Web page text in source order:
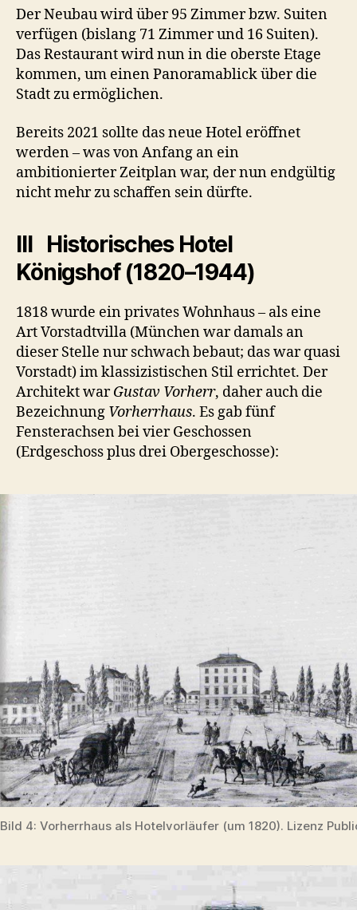
Der Neubau wird über 95 Zimmer bzw. Suiten
verfügen (bislang 71 Zimmer und 16 Suiten).
Das Restaurant wird nun in die oberste Etage
kommen, um einen Panoramablick über die
Stadt zu ermöglichen.
Bereits 2021 sollte das neue Hotel eröffnet
werden – was von Anfang an ein
ambitionierter Zeitplan war, der nun endgültig
nicht mehr zu schaffen sein dürfte.
III Historisches Hotel
Königshof (1820–1944)
1818 wurde ein privates Wohnhaus – als eine
Art Vorstadtvilla (München war damals an
dieser Stelle nur schwach bebaut; das war quasi
Vorstadt) im klassizistischen Stil errichtet. Der
Architekt warGustav Vorherr, daher auch die
Bezeichnung Vorherrhaus. Es gab fünf
Fensterachsen bei vier Geschossen
(Erdgeschoss plus drei Obergeschosse):
Bild 4: Vorherrhaus als Hotelvorläufer (um 1820). Lizenz